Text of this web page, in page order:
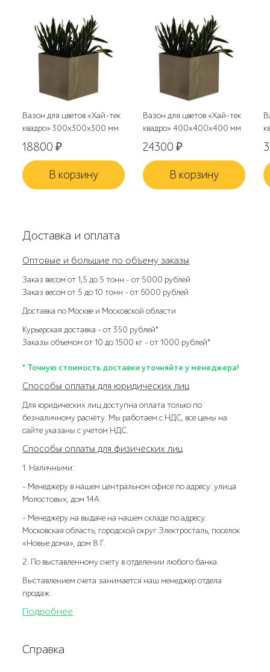
Вазон для цветов «Хай-тек
квадро» 300х300х300 мм
18800₽
В корзину
Вазон для цветов «Хай-тек
квадро» 400х400х400 мм
24300₽
В корзину
Доставка и оплата
Оптовые и большие по объему заказы
Заказ весом от 1,5 до 5 тонн – от 5000 рублей
Заказ весом от 5 до 10 тонн – от 6000 рублей
Доставка по Москве и Московской области
Курьерская доставка – от 350 рублей*
Заказы объемом от 10 до 1500 кг – от 1000 рублей*
* Точную стоимость доставки уточняйте у менеджера!
Способы оплаты для юридических лиц
Для юридических лиц доступна оплата только по
безналичному расчёту. Мы работаем с НДС, все цены на
сайте указаны с учетом НДС.
Способы оплаты для физических лиц
1. Наличными:
- Менеджеру в нашем центральном офисе по адресу: улица
Молостовых, дом 14А.
- Менеджеру на выдаче на нашем складе по адресу:
Московская область, городской округ Электросталь, поселок
«Новые дома», дом 8 Г.
2. По выставленному счету в отделении любого банка.
Выставлением счета занимается наш менеджер отдела
продаж.
Подробнее
Справка